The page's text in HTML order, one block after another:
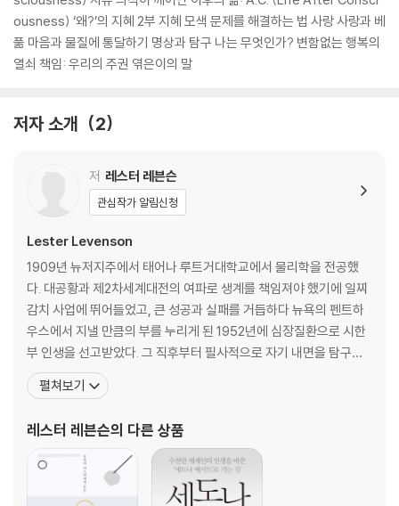
ousness) ‘왜?’의 지혜 2부 지혜 모색 문제를 해결하는 법 사랑 사랑과 베
풂 마음과 물질에 통달하기 명상과 탐구 나는 무엇인가? 변함없는 행복의
열쇠 책임: 우리의 주권 엮은이의 말
저자 소개 2
저 레스터 레븐슨
관심작가 알림신청
Lester Levenson
1909년 뉴저지주에서 태어나 루트거대학교에서 물리학을 전공했
다. 대공황과 제2차세계대전의 여파로 생계를 책임져야 했기에 일찌
감치 사업에 뛰어들었고, 큰 성공과 실패를 거듭하다 뉴욕의 펜트하
우스에서 지낼 만큼의 부를 누리게 된 1952년에 심장질환으로 시한
부 인생을 선고받았다. 그 직후부터 필사적으로 자기 내면을 탐구하
기 시작했고, 3개월간의 은둔생활 끝에 인생의 모든 의문이 일시에
해소되는 깨달음을 경험했다. 병이 나은 것은 물론이고 실험 삼아 손
리조나주의 세도나로 이주했고, 이후 대도시들과 세도나를 오가
펼쳐보기
레스터 레븐슨의 다른 상품